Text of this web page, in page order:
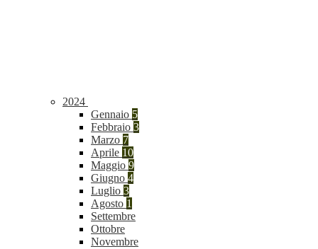
2024
Gennaio 5
Febbraio 3
Marzo 7
Aprile 10
Maggio 9
Giugno 4
Luglio 3
Agosto 1
Settembre
Ottobre
Novembre